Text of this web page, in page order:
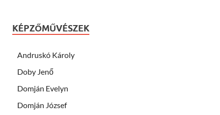
KÉPZŐMŰVÉSZEK
Andruskó Károly
Doby Jenő
Domján Evelyn
Domján József